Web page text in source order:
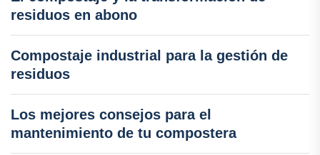
residuos en abono
Compostaje industrial para la gestión de
residuos
Los mejores consejos para el
mantenimiento de tu compostera